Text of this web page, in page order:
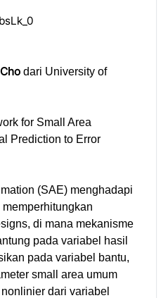
dari University of
for Small Area
Prediction to Error
(SAE) menghadapi
di mana mekanisme
pada variabel hasil
pada variabel bantu,
small area umum
dari variabel